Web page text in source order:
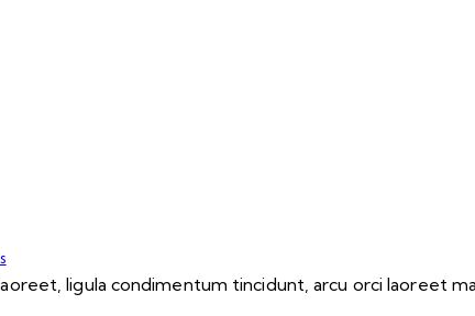
ligula condimentum tincidunt, arcu orci laoreet